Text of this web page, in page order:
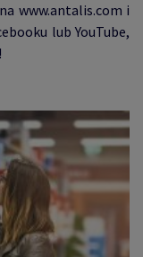
www.antalis.com i
lub YouTube,